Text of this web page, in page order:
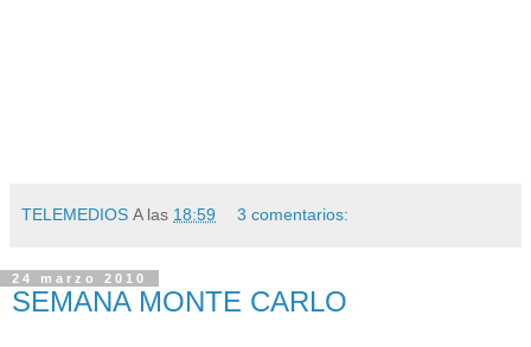
TELEMEDIOS A las 18:59 3 comentarios:
24 marzo 2010
SEMANA MONTE CARLO